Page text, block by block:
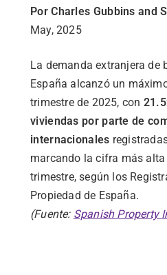
Por Charles Gubbins and
May, 2025
La demandaextranjerade
España alcanzó un
trimestre de 2025, con
viviendas por partede
internacionales
marcando lacifra más alta
trimestre,según los
Propiedad de España.
(Fuente: Spanish Property